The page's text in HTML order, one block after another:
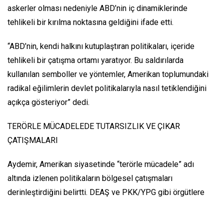
askerler olması nedeniyle ABD’nin iç dinamiklerinde
tehlikeli bir kırılma noktasına geldiğini ifade etti.
“ABD’nin, kendi halkını kutuplaştıran politikaları, içeride
tehlikeli bir çatışma ortamı yaratıyor. Bu saldırılarda
kullanılan semboller ve yöntemler, Amerikan toplumundaki
radikal eğilimlerin devlet politikalarıyla nasıl tetiklendiğini
açıkça gösteriyor” dedi.
TERÖRLE MÜCADELEDE TUTARSIZLIK VE ÇIKAR
ÇATIŞMALARI
Aydemir, Amerikan siyasetinde “terörle mücadele” adı
altında izlenen politikaların bölgesel çatışmaları
derinleştirdiğini belirtti. DEAŞ ve PKK/YPG gibi örgütlere